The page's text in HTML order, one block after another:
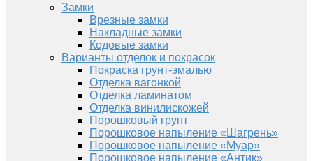
Замки
Врезные замки
Накладные замки
Кодовые замки
Варианты отделок и покрасок
Покраска грунт-эмалью
Отделка вагонкой
Отделка ламинатом
Отделка винилискожей
Порошковый грунт
Порошковое напыление «Шагрень»
Порошковое напыление «Муар»
Порошковое напыление «Антик»